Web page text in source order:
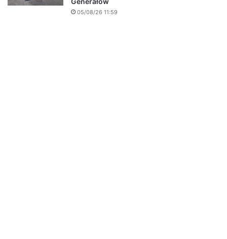
05/08/26 11:59